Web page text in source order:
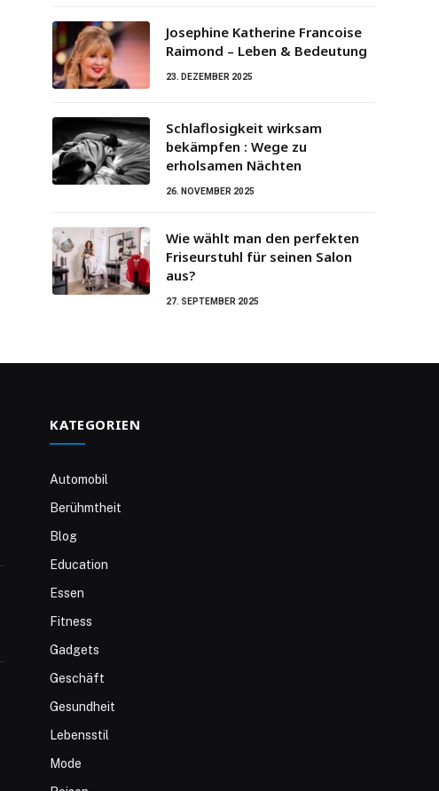
Josephine Katherine Francoise
Raimond – Leben & Bedeutung
23. DEZEMBER 2025
Schlaflosigkeit wirksam
bekämpfen : Wege zu
erholsamen Nächten
26. NOVEMBER 2025
Wie wählt man den perfekten
Friseurstuhl für seinen Salon
aus?
27. SEPTEMBER 2025
KATEGORIEN
Automobil
Berühmtheit
Blog
Education
Essen
Fitness
Gadgets
Geschäft
Gesundheit
Lebensstil
Mode